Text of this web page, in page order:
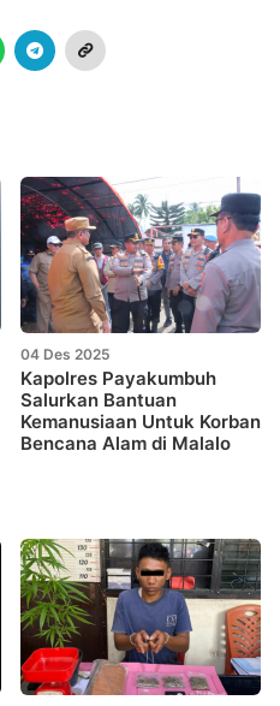
04 Des 2025
Kapolres Payakumbuh
Salurkan Bantuan
Kemanusiaan Untuk Korban
Bencana Alam di Malalo